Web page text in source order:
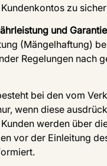
zu
und Garantie
(Mängelhaftung)
Regelungen nach
bei den vom
wenn diese
werden über
vor der Einleitung